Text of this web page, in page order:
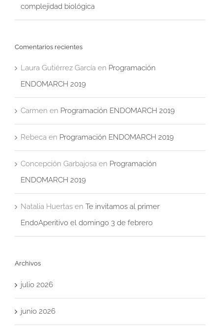
complejidad biológica
Comentarios recientes
Laura Gutiérrez García en Programación
ENDOMARCH 2019
Carmen en Programación ENDOMARCH 2019
Rebeca en Programación ENDOMARCH 2019
Concepción Garbajosa en Programación
ENDOMARCH 2019
Natalia Huertas en Te invitamos al primer
EndoAperitivo el domingo 3 de febrero
Archivos
julio 2026
junio 2026